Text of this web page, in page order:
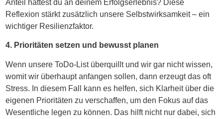
Anteil hattest du an deinem Erfolgserlebnis? Diese
Reflexion stärkt zusätzlich unsere Selbstwirksamkeit – ein
wichtiger Resilienzfaktor.
4. Prioritäten setzen und bewusst planen
Wenn unsere ToDo-List überquillt und wir gar nicht wissen,
womit wir überhaupt anfangen sollen, dann erzeugt das oft
Stress. In diesem Fall kann es helfen, sich Klarheit über die
eigenen Prioritäten zu verschaffen, um den Fokus auf das
Wesentliche legen zu können. Das hilft nicht nur dabei, sich